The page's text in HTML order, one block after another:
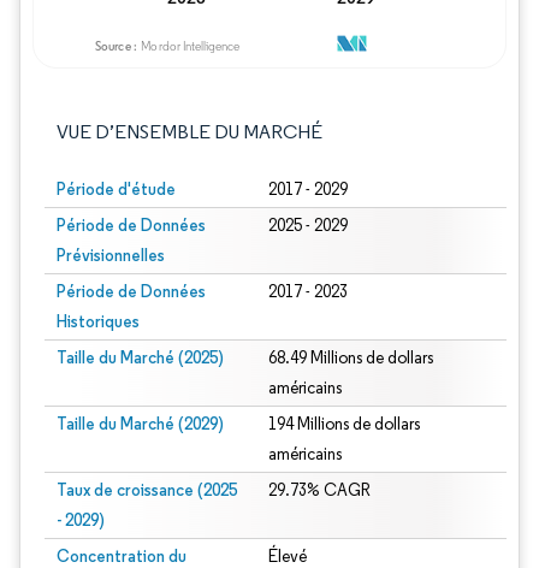
VUE D’ENSEMBLE DU MARCHÉ
Période d'étude 2017 - 2029
Période de Données
Prévisionnelles
2025 - 2029
Période de Données
Historiques
2017 - 2023
Taille du Marché (2025)
68.49 Millions de dollars
américains
Taille du Marché (2029)
194 Millions de dollars
américains
Taux de croissance (2025
- 2029)
29.73% CAGR
Concentration du
Élevé